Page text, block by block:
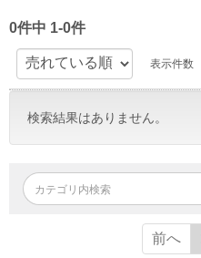
0件中 1-0件
表示件数
検索結果はありません。
前へ